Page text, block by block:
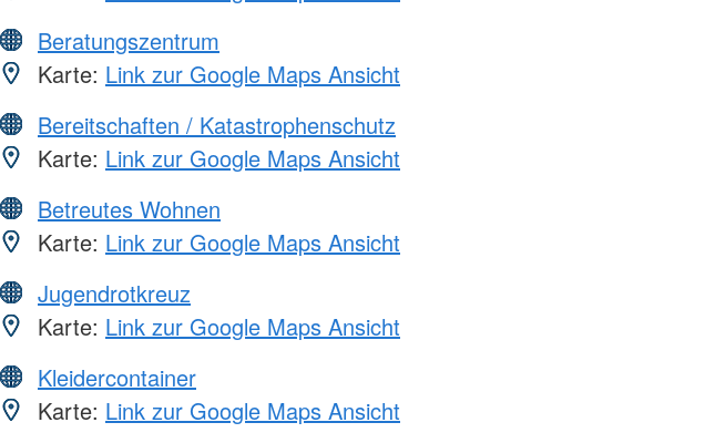
Beratungszentrum
Karte: Link zur Google Maps Ansicht
Bereitschaften / Katastrophenschutz
Karte: Link zur Google Maps Ansicht
Betreutes Wohnen
Karte: Link zur Google Maps Ansicht
Jugendrotkreuz
Karte: Link zur Google Maps Ansicht
Kleidercontainer
Karte: Link zur Google Maps Ansicht